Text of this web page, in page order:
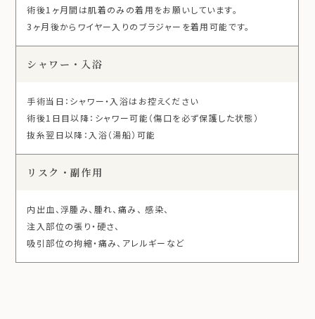
術後1ヶ月間は肌着のみの着用をお願いしています。
3ヶ月後からワイヤー入りのブラジャーを着用可能です。
シャワー・入浴
手術当日：シャワー・入浴はお控えください
術後1日目以降：シャワー可能（傷口を必ず保護した状態）
抜糸翌日以降：入浴（湯船）可能
リスク・副作用
内出血、浮腫み、腫れ、痛み、 感染、
注入部位の張り・硬さ、
吸引部位の拘縮・痛み、アレルギーなど